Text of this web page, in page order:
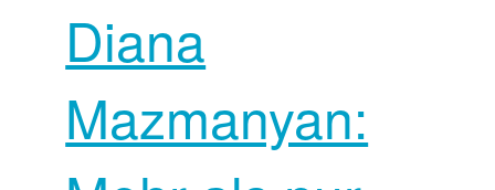
Diana
Mazmanyan: